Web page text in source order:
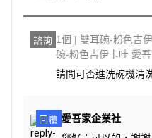
諮詢 1個 | 雙耳碗-粉色吉
碗-粉色吉伊卡哇 愛
請問可否進洗碗機清
回覆 愛吾家企業社